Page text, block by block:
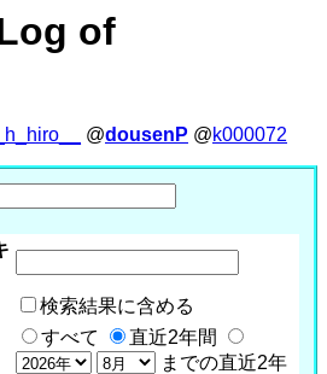
of
@dousenP @k000072
検索結果に含める
すべて
直近2年間
までの直近2年